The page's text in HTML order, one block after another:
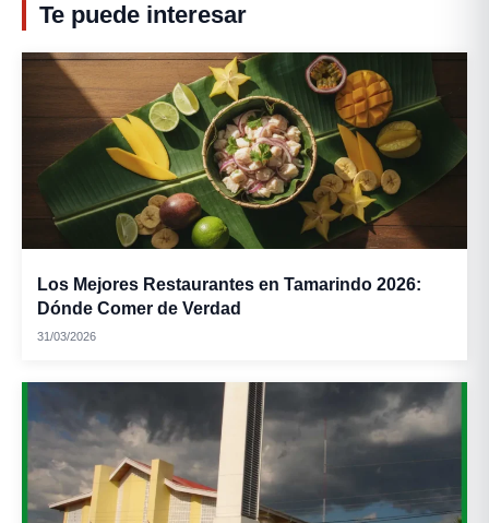
Te puede interesar
Los Mejores Restaurantes en Tamarindo 2026:
Dónde Comer de Verdad
31/03/2026